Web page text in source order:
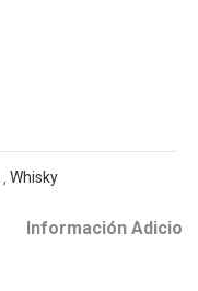
Whisky
Información